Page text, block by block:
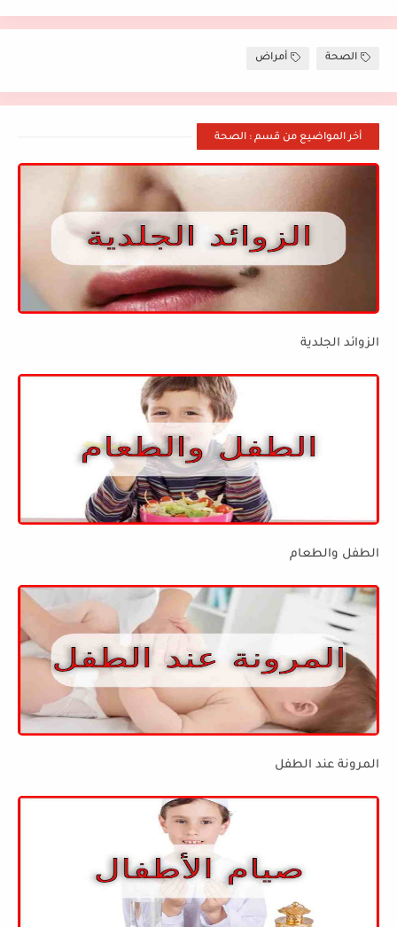
الصحة أمراض
أخر المواضيع من قسم : الصحة
الزوائد الجلدية
الطفل والطعام
المرونة عند الطفل